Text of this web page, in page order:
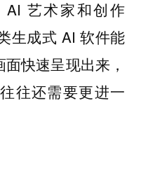
AI 艺术家和创作
生成式 AI 软件能
快速呈现出来，
往还需要更进一